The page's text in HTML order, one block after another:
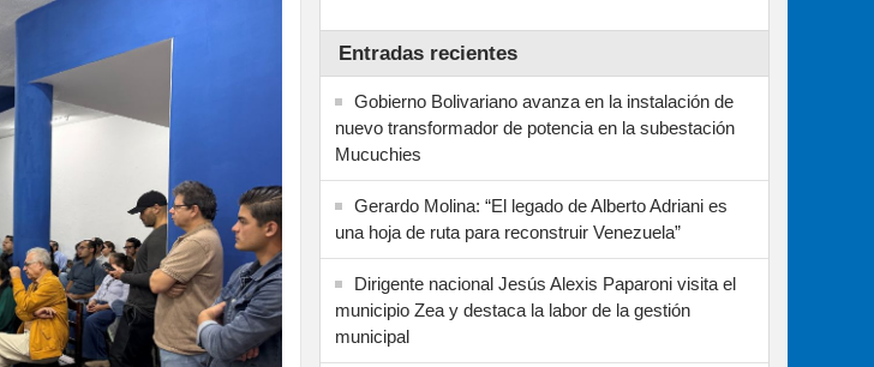
Entradas recientes
Gobierno Bolivariano avanza en la instalación de
nuevo transformador de potencia en la subestación
Mucuchies
Gerardo Molina: “El legado de Alberto Adriani es
una hoja de ruta para reconstruir Venezuela”
Dirigente nacional Jesús Alexis Paparoni visita el
municipio Zea y destaca la labor de la gestión
municipal